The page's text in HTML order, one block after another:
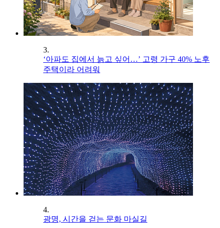
3.
‘아파도 집에서 늙고 싶어…’ 고령 가구 40% 노후
주택이라 어려워
4.
광명, 시간을 걷는 문화 마실길